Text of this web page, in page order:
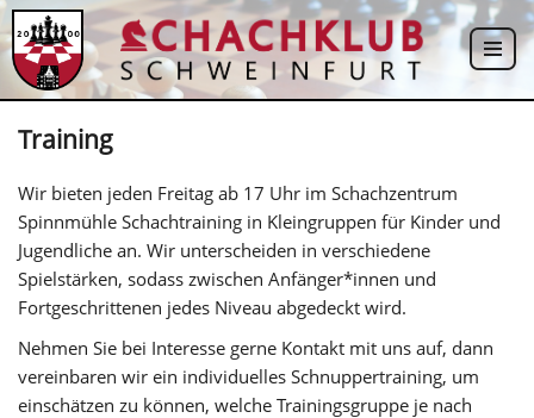
Zum
Inhalt
Training
Wir bieten jeden Freitag ab 17 Uhr im Schachzentrum
Spinnmühle Schachtraining in Kleingruppen für Kinder und
Jugendliche an. Wir unterscheiden in verschiedene
Spielstärken, sodass zwischen Anfänger*innen und
Fortgeschrittenen jedes Niveau abgedeckt wird.
Nehmen Sie bei Interesse gerne Kontakt mit uns auf, dann
vereinbaren wir ein individuelles Schnuppertraining, um
einschätzen zu können, welche Trainingsgruppe je nach